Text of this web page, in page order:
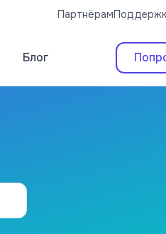
Партнёрам
Блог